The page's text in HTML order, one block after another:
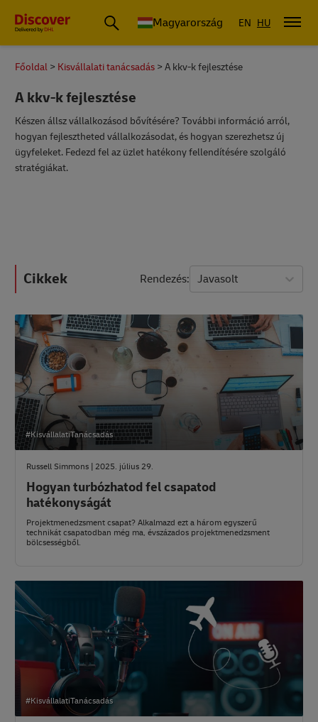
Magyarország EN HU
Főoldal Kisvállalati tanácsadás A kkv-k fejlesztése
A kkv-k fejlesztése
Készen állsz vállalkozásod bővítésére? További információ arról,
hogyan fejlesztheted vállalkozásodat, és hogyan szerezhetsz új
ügyfeleket. Fedezd fel az üzlet hatékony fellendítésére szolgáló
stratégiákat.
Cikkek Rendezés Javasolt
#KisvállalatiTanácsadás
Russell Simmons | 2025. július 29.
Hogyan turbózhatod fel csapatod
hatékonyságát
Projektmenedzsment csapat? Alkalmazd ezt a három egyszerű
technikát csapatodban még ma, évszázados projektmenedzsment
bölcsességből.
#KisvállalatiTanácsadás